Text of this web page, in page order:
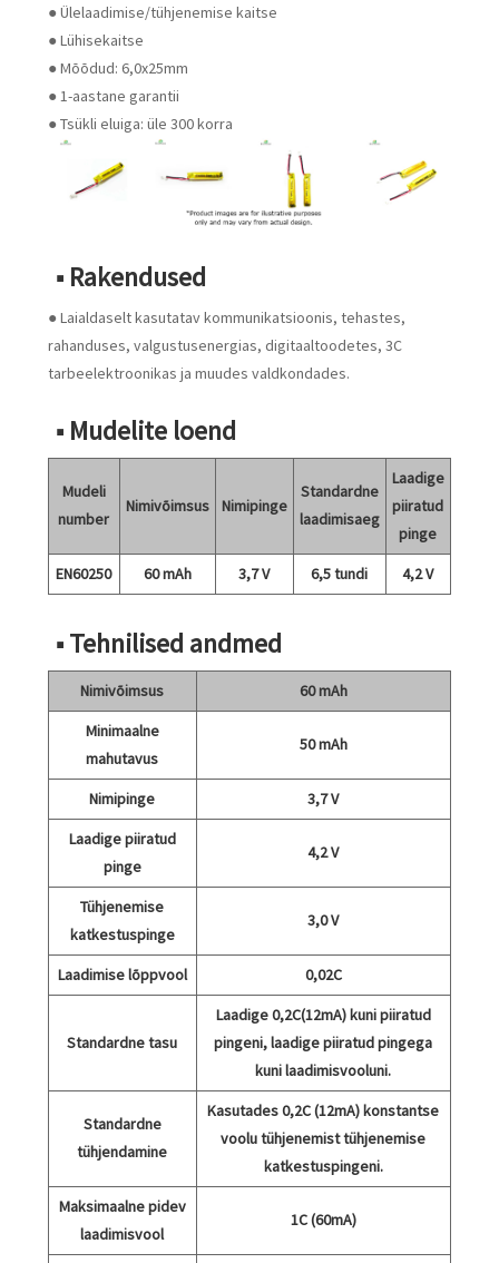
● Ülelaadimise/tühjenemise kaitse
● Lühisekaitse
● Mõõdud: 6,0x25mm
● 1-aastane garantii
● Tsükli eluiga: üle 300 korra
■ Rakendused
● Laialdaselt kasutatav kommunikatsioonis, tehastes,
rahanduses, valgustusenergias, digitaaltoodetes, 3C
tarbeelektroonikas ja muudes valdkondades.
■ Mudelite loend
Mudeli
number
Nimivõimsus Nimipinge
Standardne
laadimisaeg
Laadige
piiratud
pinge
EN60250
60 mAh 3,7 V 6,5 tundi 4,2 V
■ Tehnilised andmed
Nimivõimsus
60 mAh
Minimaalne
mahutavus
50 mAh
Nimipinge
3,7 V
Laadige piiratud
pinge
4,2 V
Tühjenemise
katkestuspinge
3,0 V
Laadimise lõppvool 0,02C
Standardne tasu
Laadige 0,2C(12mA) kuni piiratud
pingeni, laadige piiratud pingega
kuni laadimisvooluni.
Standardne
tühjendamine
Kasutades 0,2C (12mA) konstantse
voolu tühjenemist tühjenemise
katkestuspingeni.
Maksimaalne pidev
laadimisvool
1C (60mA)